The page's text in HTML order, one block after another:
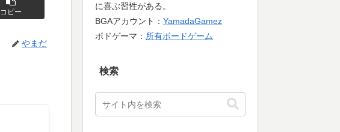
コピー
やまだ
に喜ぶ習性がある。
BGAアカウント： YamadaGamez
ボドゲーマ： 所有ボードゲーム
検索